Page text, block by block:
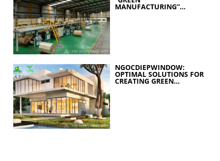
MANUFACTURING”
NGOCDIEPWINDOW:
OPTIMAL SOLUTIONS FOR
CREATING GREEN